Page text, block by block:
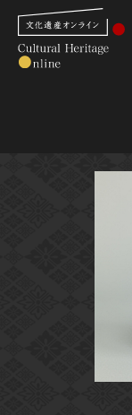
全国の美術館・博物館